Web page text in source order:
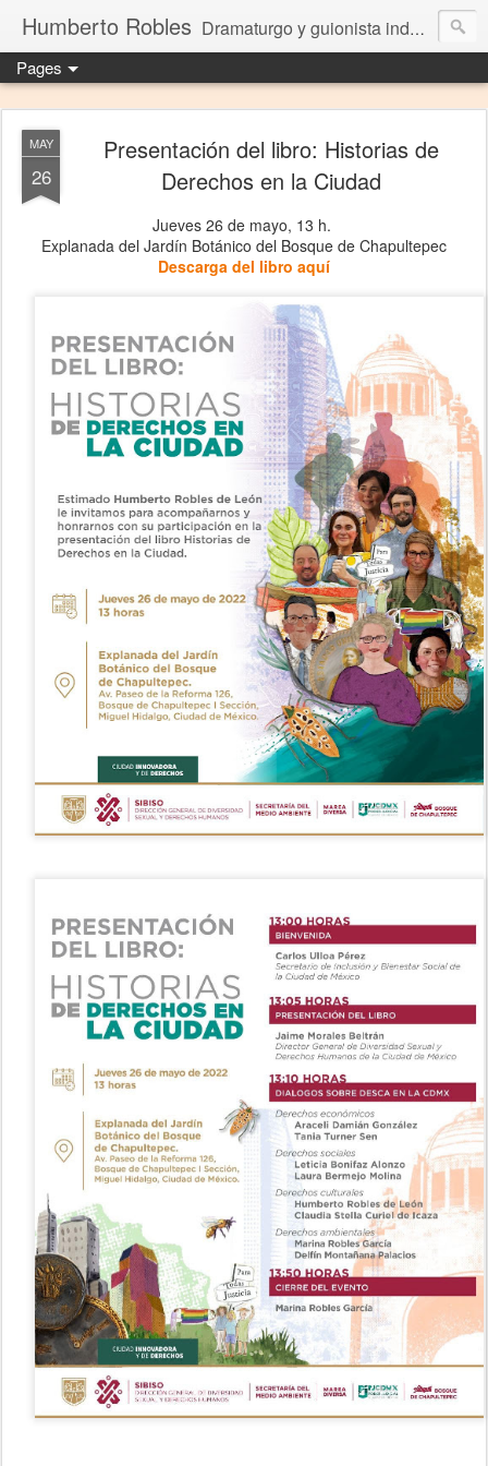
Humberto Robles Dramaturgo y guionista independiente
Pages
MAY
26
Presentación del libro: Historias de
Derechos en la Ciudad
Jueves 26 de mayo, 13 h.
Explanada del Jardín Botánico del Bosque de Chapultepec
Descarga del libro aquí